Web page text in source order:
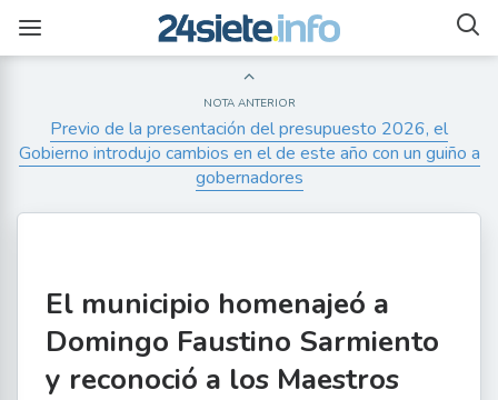
NOTA ANTERIOR
Previo de la presentación del presupuesto 2026, el
Gobierno introdujo cambios en el de este año con un guiño a
gobernadores
El municipio homenajeó a
Domingo Faustino Sarmiento
y reconoció a los Maestros